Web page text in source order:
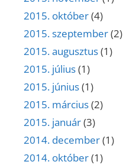
2015. október(4)
2015. szeptember(2)
2015. augusztus(1)
2015. július(1)
2015. június(1)
2015. március(2)
2015. január(3)
2014. december(1)
2014. október(1)